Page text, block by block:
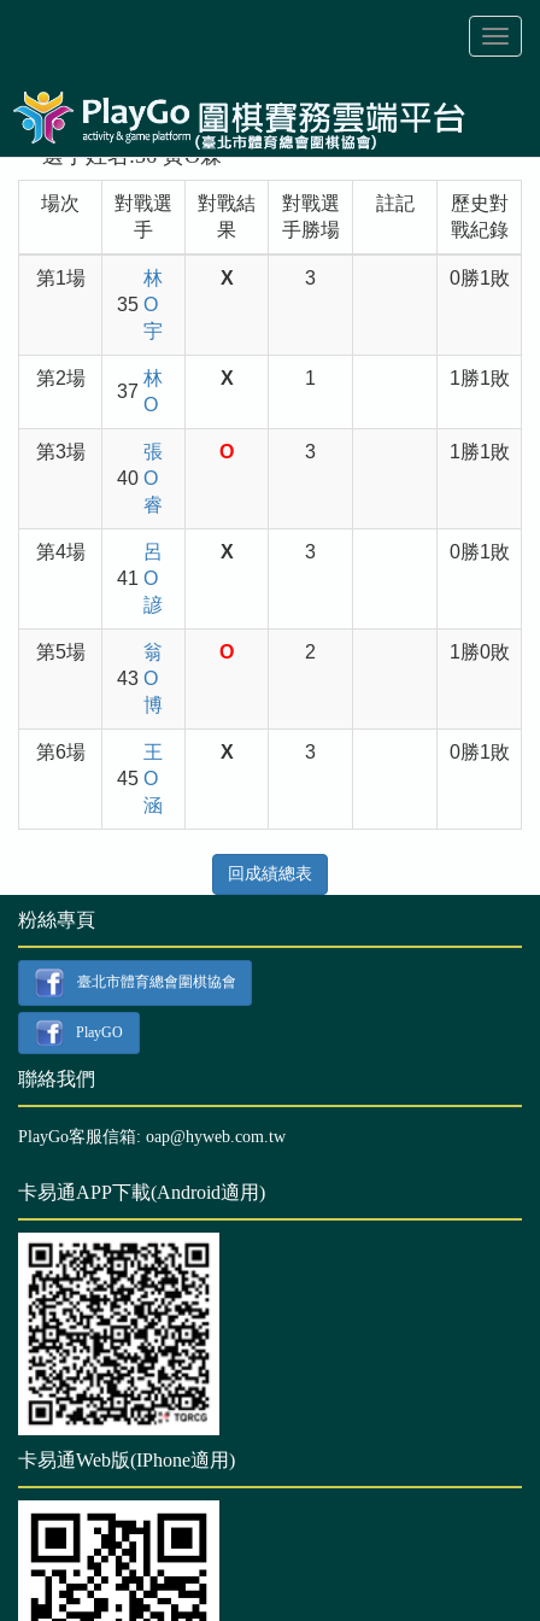
Toggle
選手姓名:36 黃O霖
場次
對戰選
手
對戰結
果
對戰選
手勝場
註記
歷史對
戰紀錄
第1場
35
林
O
宇
X 3 0勝1敗
第2場
37
林
O
X 1 1勝1敗
第3場
40
張
O
睿
O 3 1勝1敗
第4場
41
呂
O
諺
X 3 0勝1敗
第5場
43
翁
O
博
O 2 1勝0敗
第6場
45
王
O
涵
X 3 0勝1敗
回成績總表
粉絲專頁
臺北市體育總會圍棋協會
PlayGO
聯絡我們
PlayGo客服信箱: oap@hyweb.com.tw
卡易通APP下載(Android適用)
卡易通Web版(IPhone適用)